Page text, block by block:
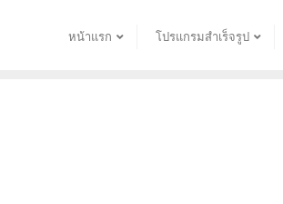
หน้าแรก โปรแกรมสำเร็จรูป